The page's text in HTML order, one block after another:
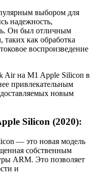
выбором для
надежность,
Он был отличным
таких как обработка
воспроизведение
Air на M1 Apple Silicon в
привлекательным
новым
Silicon (2020):
— это новая модель
собственным
ARM. Это позволяет
и